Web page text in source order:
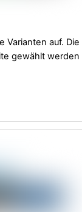
Varianten auf. Die
gewählt werden